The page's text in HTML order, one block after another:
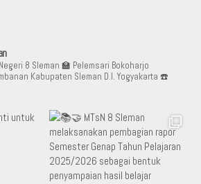
8 Sleman 🏫 Pelemsari Bokoharjo
Kabupaten Sleman D.I. Yogyakarta ☎️